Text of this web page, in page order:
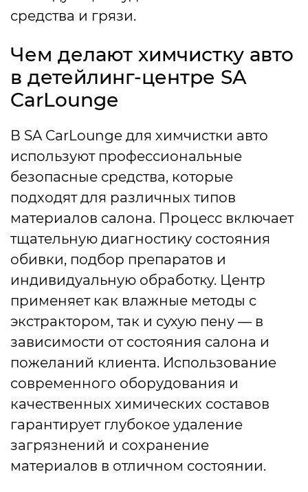
средства и грязи.
Чем делают химчистку авто
в детейлинг-центре SA
CarLounge
В SA CarLounge для химчистки авто
используют профессиональные
безопасные средства, которые
подходят для различных типов
материалов салона. Процесс включает
тщательную диагностику состояния
обивки, подбор препаратов и
индивидуальную обработку. Центр
применяет как влажные методы с
экстрактором, так и сухую пену — в
зависимости от состояния салона и
пожеланий клиента. Использование
современного оборудования и
качественных химических составов
гарантирует глубокое удаление
загрязнений и сохранение
материалов в отличном состоянии.